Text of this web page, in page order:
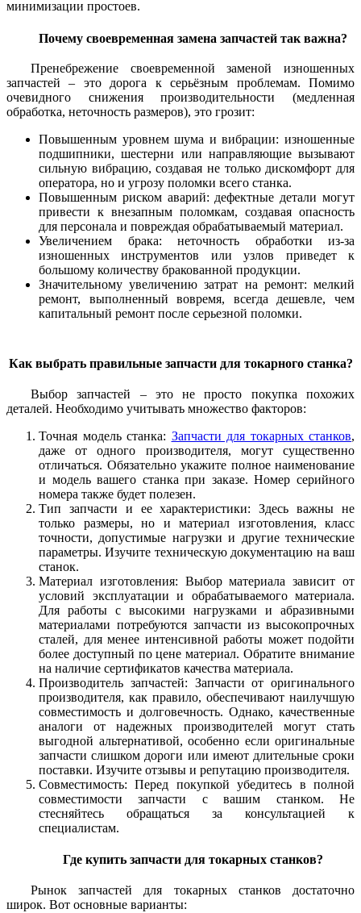
минимизации простоев.
Почему своевременная замена запчастей так важна?
Пренебрежение своевременной заменой изношенных
запчастей – это дорога к серьёзным проблемам. Помимо
очевидного снижения производительности (медленная
обработка, неточность размеров), это грозит:
Повышенным уровнем шума и вибрации: изношенные
подшипники, шестерни или направляющие вызывают
сильную вибрацию, создавая не только дискомфорт для
оператора, но и угрозу поломки всего станка.
Повышенным риском аварий: дефектные детали могут
привести к внезапным поломкам, создавая опасность
для персонала и повреждая обрабатываемый материал.
Увеличением брака: неточность обработки из-за
изношенных инструментов или узлов приведет к
большому количеству бракованной продукции.
Значительному увеличению затрат на ремонт: мелкий
ремонт, выполненный вовремя, всегда дешевле, чем
капитальный ремонт после серьезной поломки.
Как выбрать правильные запчасти для токарного станка?
Выбор запчастей – это не просто покупка похожих
деталей. Необходимо учитывать множество факторов:
Точная модель станка: Запчасти для токарных станков,
даже от одного производителя, могут существенно
отличаться. Обязательно укажите полное наименование
и модель вашего станка при заказе. Номер серийного
номера также будет полезен.
Тип запчасти и ее характеристики: Здесь важны не
только размеры, но и материал изготовления, класс
точности, допустимые нагрузки и другие технические
параметры. Изучите техническую документацию на ваш
станок.
Материал изготовления: Выбор материала зависит от
условий эксплуатации и обрабатываемого материала.
Для работы с высокими нагрузками и абразивными
материалами потребуются запчасти из высокопрочных
сталей, для менее интенсивной работы может подойти
более доступный по цене материал. Обратите внимание
на наличие сертификатов качества материала.
Производитель запчастей: Запчасти от оригинального
производителя, как правило, обеспечивают наилучшую
совместимость и долговечность. Однако, качественные
аналоги от надежных производителей могут стать
выгодной альтернативой, особенно если оригинальные
запчасти слишком дороги или имеют длительные сроки
поставки. Изучите отзывы и репутацию производителя.
Совместимость: Перед покупкой убедитесь в полной
совместимости запчасти с вашим станком. Не
стесняйтесь обращаться за консультацией к
специалистам.
Где купить запчасти для токарных станков?
Рынок запчастей для токарных станков достаточно
широк. Вот основные варианты: